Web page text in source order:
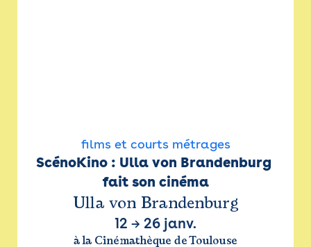
films et courts métrages
ScénoKino : Ulla von Brandenburg
fait son cinéma
Ulla von Brandenburg
12 → 26 janv.
à la Cinémathèque de Toulouse